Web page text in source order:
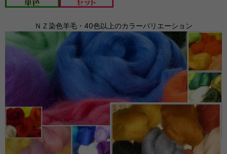
ＮＺ染色羊毛・40色以上のカラーバリエーション